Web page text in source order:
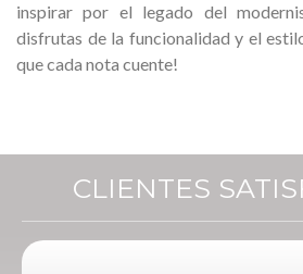
inspirar por el legado del
disfrutas de la funcionalidad y el
que cada nota cuente!
CLIENTES